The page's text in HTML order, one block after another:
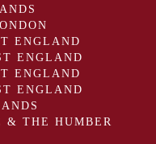
ENGLAND
ENGLAND
ENGLAND
ENGLAND
& THE HUMBER